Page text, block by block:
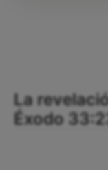
La
Éxodo